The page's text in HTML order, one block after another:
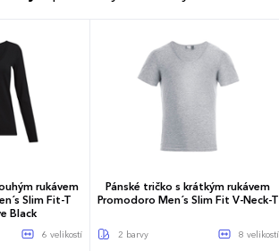
rukávem
Slim Fit-T
Black
6 velikostí
Pánské tričko s krátkým rukávem
Promodoro Men´s Slim Fit V-Neck-T
2 barvy 8 velikostí